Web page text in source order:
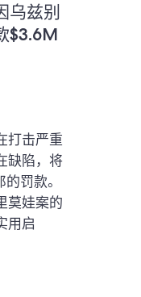
乌兹别
$3.6M
打击严重
缺陷，将
罚款。
莫娃案的
用启